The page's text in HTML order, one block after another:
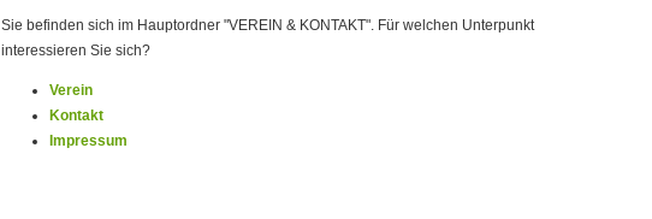
Sie befinden sich im Hauptordner "VEREIN & KONTAKT". Für welchen Unterpunkt
interessieren Sie sich?
Verein
Kontakt
Impressum